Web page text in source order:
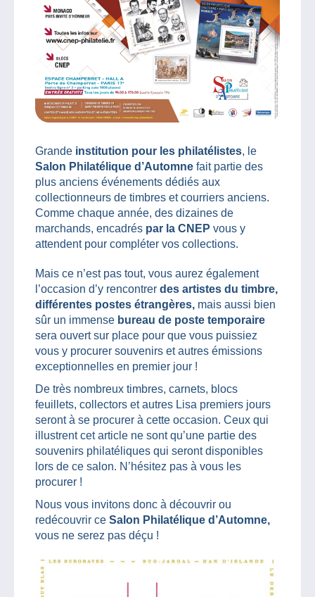
Grande institution pour les philatélistes, le
Salon Philatélique d’Automne fait partie des
plus anciens événements dédiés aux
collectionneurs de timbres et courriers anciens.
Comme chaque année, des dizaines de
marchands, encadrés par la CNEP vous y
attendent pour compléter vos collections.
Mais ce n’est pas tout, vous aurez également
l’occasion d’y rencontrer des artistes du timbre,
différentes postes étrangères, mais aussi bien
sûr un immense bureau de poste temporaire
sera ouvert sur place pour que vous puissiez
vous y procurer souvenirs et autres émissions
exceptionnelles en premier jour !
De très nombreux timbres, carnets, blocs
feuillets, collectors et autres Lisa premiers jours
seront à se procurer à cette occasion. Ceux qui
illustrent cet article ne sont qu’une partie des
souvenirs philatéliques qui seront disponibles
lors de ce salon. N’hésitez pas à vous les
procurer !
Nous vous invitons donc à découvrir ou
redécouvrir ce Salon Philatélique d’Automne,
vous ne serez pas déçu !